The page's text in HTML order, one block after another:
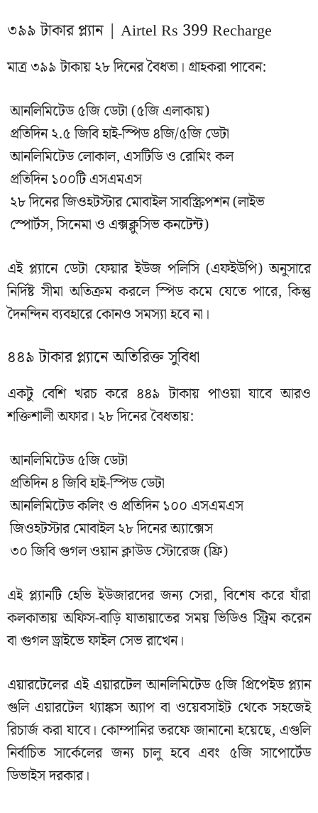
৩৯৯ টাকার প্ল্যান | Airtel Rs 399 Recharge
মাত্র ৩৯৯ টাকায় ২৮ দিনের বৈধতা। গ্রাহকরা পাবেন:
আনলিমিটেড ৫জি ডেটা (৫জি এলাকায়)
প্রতিদিন ২.৫ জিবি হাই-স্পিড ৪জি/৫জি ডেটা
আনলিমিটেড লোকাল, এসটিডি ও রোমিং কল
প্রতিদিন ১০০টি এসএমএস
২৮ দিনের জিওহটস্টার মোবাইল সাবস্ক্রিপশন (লাইভ
স্পোর্টস, সিনেমা ও এক্সক্লুসিভ কনটেন্ট)
এই প্ল্যানে ডেটা ফেয়ার ইউজ পলিসি (এফইউপি) অনুসারে
নির্দিষ্ট সীমা অতিক্রম করলে স্পিড কমে যেতে পারে, কিন্তু
দৈনন্দিন ব্যবহারে কোনও সমস্যা হবে না।
৪৪৯ টাকার প্ল্যানে অতিরিক্ত সুবিধা
একটু বেশি খরচ করে ৪৪৯ টাকায় পাওয়া যাবে আরও
শক্তিশালী অফার। ২৮ দিনের বৈধতায়:
আনলিমিটেড ৫জি ডেটা
প্রতিদিন ৪ জিবি হাই-স্পিড ডেটা
আনলিমিটেড কলিং ও প্রতিদিন ১০০ এসএমএস
জিওহটস্টার মোবাইল ২৮ দিনের অ্যাক্সেস
৩০ জিবি গুগল ওয়ান ক্লাউড স্টোরেজ (ফ্রি)
এই প্ল্যানটি হেভি ইউজারদের জন্য সেরা, বিশেষ করে যাঁরা
কলকাতায় অফিস-বাড়ি যাতায়াতের সময় ভিডিও স্ট্রিম করেন
বা গুগল ড্রাইভে ফাইল সেভ রাখেন।
এয়ারটেলের এই এয়ারটেল আনলিমিটেড ৫জি প্রিপেইড প্ল্যান
গুলি এয়ারটেল থ্যাঙ্কস অ্যাপ বা ওয়েবসাইট থেকে সহজেই
রিচার্জ করা যাবে। কোম্পানির তরফে জানানো হয়েছে, এগুলি
নির্বাচিত সার্কেলের জন্য চালু হবে এবং ৫জি সাপোর্টেড
ডিভাইস দরকার।